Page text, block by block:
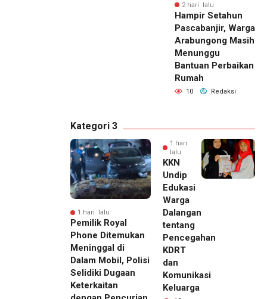
2 hari lalu
Hampir Setahun
Pascabanjir, Warga
Arabungong Masih
Menunggu
Bantuan Perbaikan
Rumah
10 Redaksi
Kategori 3
1 hari lalu
Pemilik Royal
Phone Ditemukan
Meninggal di
Dalam Mobil, Polisi
Selidiki Dugaan
Keterkaitan
1 hari
lalu
KKN
Undip
Edukasi
Warga
Dalangan
tentang
Pencegahan
KDRT
dan
Komunikasi
Keluarga